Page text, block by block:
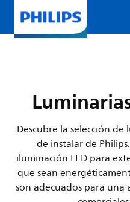
Descubre la selección
de instalar de
iluminación LED para
que sean
son adecuados para una